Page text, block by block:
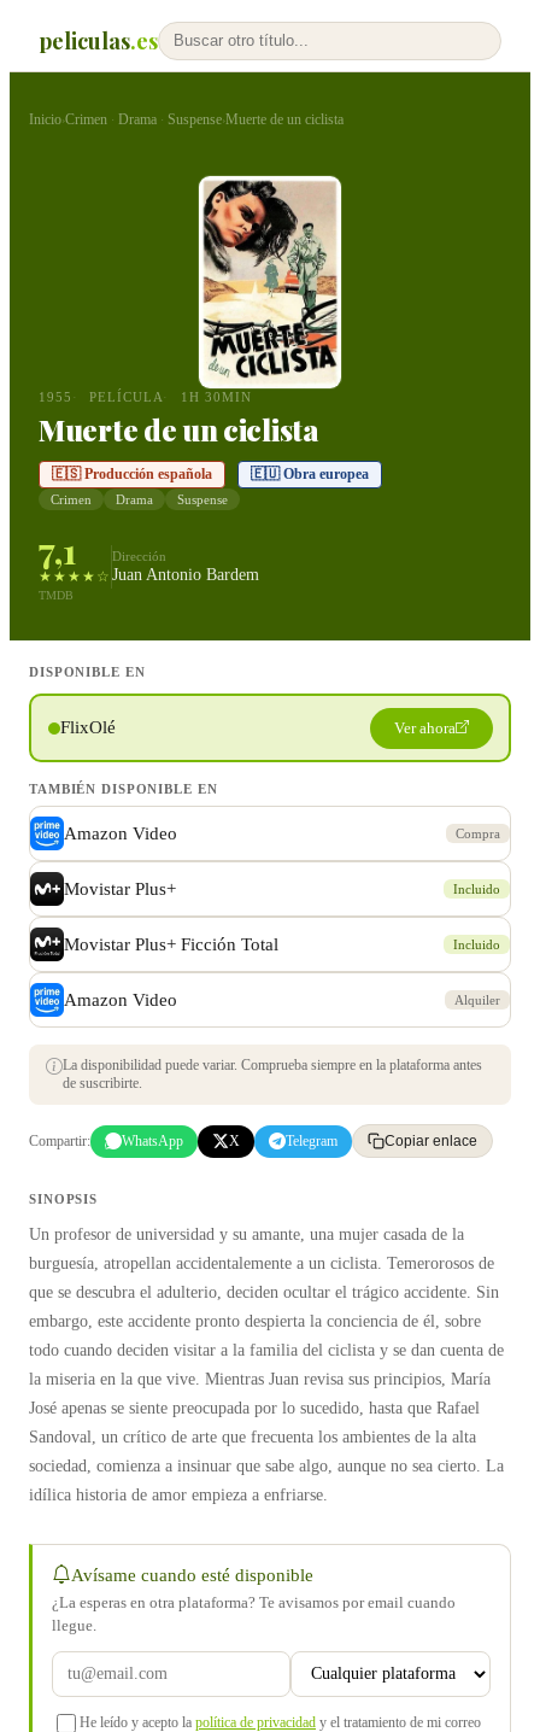
peliculas.es
Inicio›Crimen · Drama · Suspense›Muerte de un ciclista
1955 PELÍCULA 1H 30MIN
Muerte de un ciclista
🇪🇸 Producción española 🇪🇺 Obra europea
Crimen Drama Suspense
7,1
★★★★☆
TMDB
Dirección
Juan Antonio Bardem
DISPONIBLE EN
FlixOlé Ver ahora
TAMBIÉN DISPONIBLE EN
Amazon Video Compra
Movistar Plus+ Incluido
Movistar Plus+ Ficción Total Incluido
Amazon Video Alquiler
La disponibilidad puede variar. Comprueba siempre en la plataforma antes
de suscribirte.
Compartir: WhatsApp X Telegram Copiar enlace
SINOPSIS
Un profesor de universidad y su amante, una mujer casada de la
burguesía, atropellan accidentalemente a un ciclista. Temerorosos de
que se descubra el adulterio, deciden ocultar el trágico accidente. Sin
embargo, este accidente pronto despierta la conciencia de él, sobre
todo cuando deciden visitar a la familia del ciclista y se dan cuenta de
la miseria en la que vive. Mientras Juan revisa sus principios, María
José apenas se siente preocupada por lo sucedido, hasta que Rafael
Sandoval, un crítico de arte que frecuenta los ambientes de la alta
sociedad, comienza a insinuar que sabe algo, aunque no sea cierto. La
idílica historia de amor empieza a enfriarse.
Avísame cuando esté disponible
¿La esperas en otra plataforma? Te avisamos por email cuando
llegue.
He leído y acepto la política de privacidad y el tratamiento de mi correo